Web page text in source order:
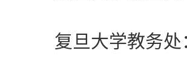
复旦大学教务处